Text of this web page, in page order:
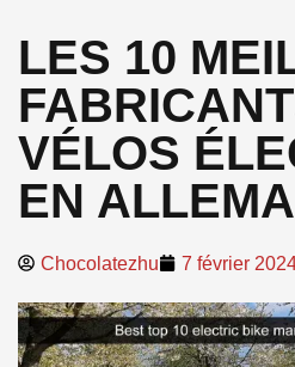
LES 10
VÉLOS
EN
Chocolatezhu 7 février